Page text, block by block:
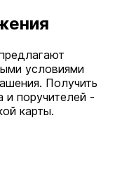
условиями
Получить
и поручителей -
карты.